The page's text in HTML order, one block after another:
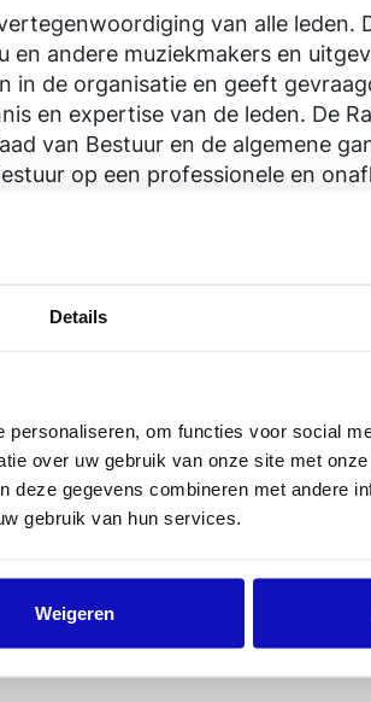
Details
om functies voor social
over uw gebruik van onze site met
deze gegevens combineren met andere
gebruik van hun services.
Weigeren
van alle leden.
en andere muziekmakers en
in de organisatie en geeft
en expertise van de leden. De
van Bestuur en de algemene
op een professionele en
Vooraf wordt bekend
voor de bijeenkomst een link
over de